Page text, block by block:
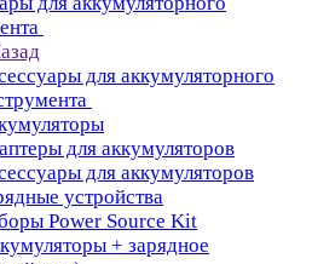
для аккумуляторного
для аккумуляторов
для аккумуляторов
устройства
Power Source Kit
+ зарядное